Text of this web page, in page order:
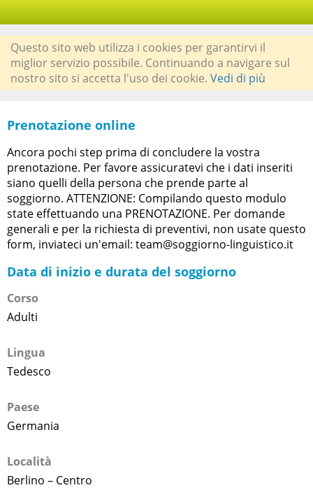
Questo sito web utilizza i cookies per garantirvi il
miglior servizio possibile. Continuando a navigare sul
nostro sito si accetta l'uso dei cookie. Vedi di più
Prenotazione online
Ancora pochi step prima di concludere la vostra
prenotazione. Per favore assicuratevi che i dati inseriti
siano quelli della persona che prende parte al
soggiorno. ATTENZIONE: Compilando questo modulo
state effettuando una PRENOTAZIONE. Per domande
generali e per la richiesta di preventivi, non usate questo
form, inviateci un'email: team@soggiorno-linguistico.it
Data di inizio e durata del soggiorno
Corso
Adulti
Lingua
Tedesco
Paese
Germania
Località
Berlino – Centro